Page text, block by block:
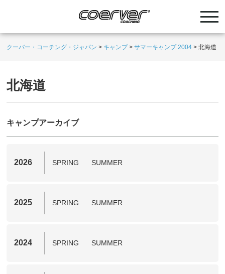
クーバー・コーチング・ジャパン > キャンプ>サマーキャンプ 2004 >北海道
北海道
キャンプアーカイブ
2026 SPRING SUMMER
2025 SPRING SUMMER
2024 SPRING SUMMER